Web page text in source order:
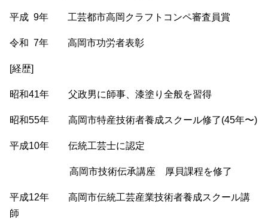
平成 9年 工芸都市高岡クラフトコンペ審査員賞
令和 7年 高岡市功労者表彰
[経歴]
昭和41年 父政男に師事、漆塗り全般を習得
昭和55年 高岡市特産技術者養成スクール修了(45年〜)
平成10年 伝統工芸士に認定
高岡市技術伝承講座 厚貝課程を修了
平成12年 高岡市伝統工芸産業技術者養成スクール講
師